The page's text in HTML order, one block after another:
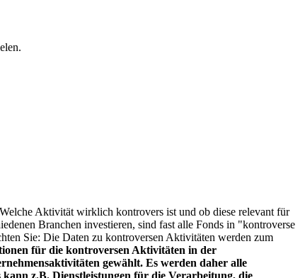
Aktivität wirklich kontrovers ist und ob diese relevant für
Branchen investieren, sind fast alle Fonds in "kontroverse
Sie: Die Daten zu kontroversen Aktivitäten werden zum
für die kontroversen Aktivitäten in der
gewählt. Es werden daher alle
z.B. Dienstleistungen für die Verarbeitung, die